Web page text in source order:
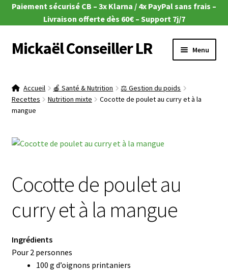
Paiement sécurisé CB – 3x Klarna / 4x PayPal sans frais –
Livraison offerte dès 60€ – Support 7j/7
Aller
à
navigation
Aller
au
Mickaël Conseiller LR Menu
menu
🌿Aloe Vera
Ouvrir
🦠MicroSilver
🍎 Santé & Nutrition
🌸Parfums
👜 Accessoires
Accueil 🍎 Santé & Nutrition
⚖️ Gestion du poids
Recettes
Nutrition mixte
Cocotte de poulet au curry et à la
mangue
Cocotte de poulet au
curry et à la mangue
Ingrédients
Pour 2 personnes
100 g d’oignons printaniers